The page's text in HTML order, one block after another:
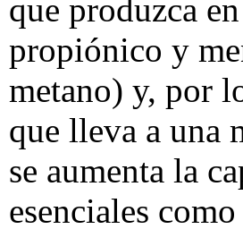
que produzca
propiónico y
metano) y, por
que lleva a una
se aumenta la
esenciales